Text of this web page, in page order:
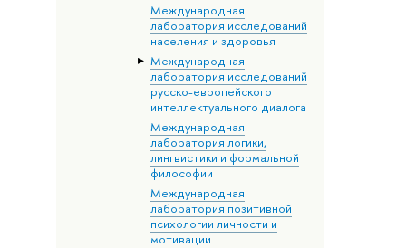
Международная
лаборатория исследований
населения и здоровья
Международная
лаборатория исследований
русско-европейского
интеллектуального диалога
Международная
лаборатория логики,
лингвистики и формальной
философии
Международная
лаборатория позитивной
психологии личности и
мотивации